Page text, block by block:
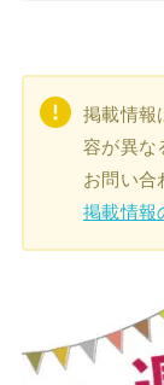
掲載情報
容が異な
お問い合
掲載情報